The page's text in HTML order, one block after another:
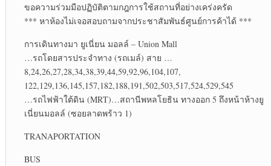
ขอความร่วมมือปฏิบัติตามกฎการใช้สถานที่อย่างเคร่งครัด
*** หาห้องไม่เจอสอบถามจากประชาสัมพันธ์ศูนย์การค้าได้ ***
การเดินทางมา ยูเนี่ยน มอลล์ – Union Mall
…รถโดยสารประจำทาง (รถเมล์) สาย …
8,24,26,27,28,34,38,39,44,59,92,96,104,107,
122,129,136,145,157,182,188,191,502,503,517,524,529,545
…รถไฟฟ้าใต้ดิน (MRT)…สถานีพหลโยธิน ทางออก 5 ถึงหน้าห้างยู
เนี่ยนมอลล์ (ซอยลาดพร้าว 1)
TRANAPORTATION
BUS